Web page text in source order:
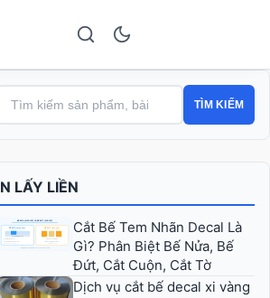
TÌM KIẾM
LẤY LIỀN
Cắt Bế Tem Nhãn Decal Là
Gì? Phân Biệt Bế Nửa, Bế
Đứt, Cắt Cuộn, Cắt Tờ
Dịch vụ cắt bế decal xi vàng